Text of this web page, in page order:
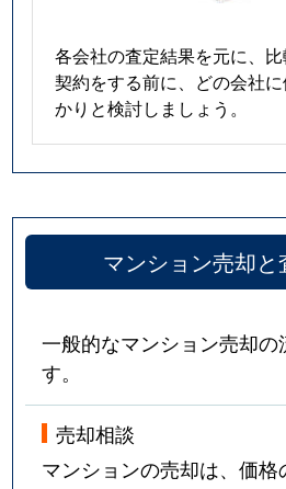
各会社の査定結果を元に、比
契約をする前に、どの会社
かりと検討しましょう。
マンション売却
一般的なマンション売却の
す。
売却相談
マンションの売却は、価